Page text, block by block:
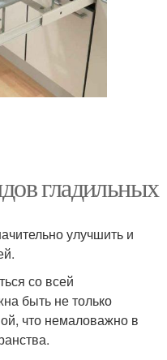
гладильных
улучшить и
со всей
быть не только
что немаловажно в